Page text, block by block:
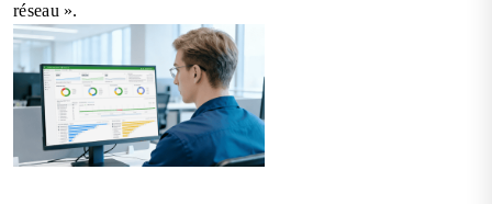
réseau ».